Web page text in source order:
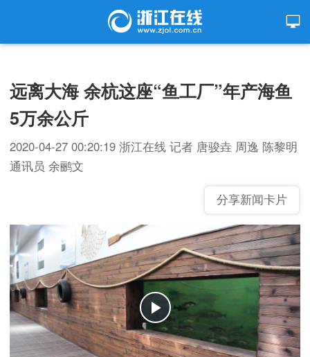
远离大海 余杭这座“鱼工厂”年产海鱼
5万余公斤
2020-04-27 00:20:19 浙江在线 记者 唐骏垚 周逸 陈黎明
通讯员 余鹂文
分享新闻卡片